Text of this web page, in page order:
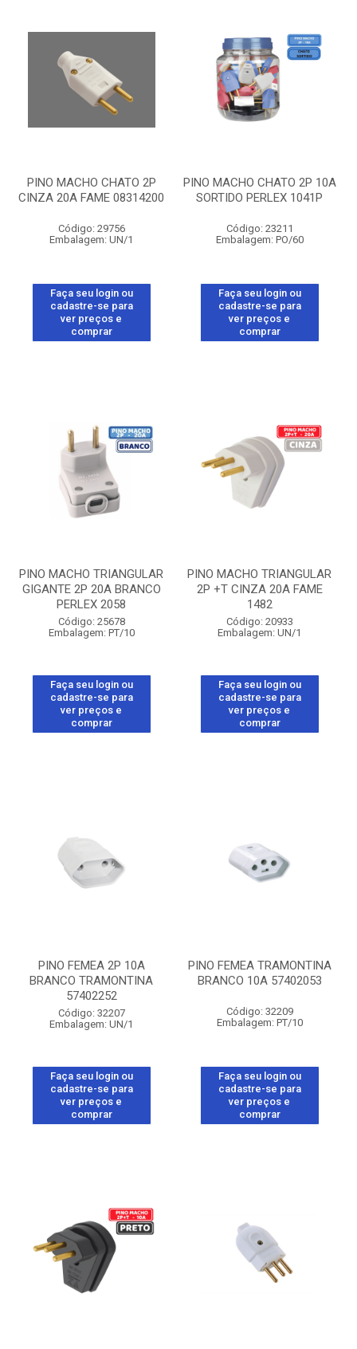
PINO MACHO CHATO 2P
CINZA 20A FAME 08314200
Código: 29756
Embalagem: UN/1
Faça seu login ou
cadastre-se para
ver preços e
comprar
PINO MACHO CHATO 2P 10A
SORTIDO PERLEX 1041P
Código: 23211
Embalagem: PO/60
Faça seu login ou
cadastre-se para
ver preços e
comprar
PINO MACHO TRIANGULAR
GIGANTE 2P 20A BRANCO
PERLEX 2058
Código: 25678
Embalagem: PT/10
Faça seu login ou
cadastre-se para
ver preços e
comprar
PINO MACHO TRIANGULAR
2P +T CINZA 20A FAME
1482
Código: 20933
Embalagem: UN/1
Faça seu login ou
cadastre-se para
ver preços e
comprar
PINO FEMEA 2P 10A
BRANCO TRAMONTINA
57402252
Código: 32207
Embalagem: UN/1
Faça seu login ou
cadastre-se para
ver preços e
comprar
PINO FEMEA TRAMONTINA
BRANCO 10A 57402053
Código: 32209
Embalagem: PT/10
Faça seu login ou
cadastre-se para
ver preços e
comprar